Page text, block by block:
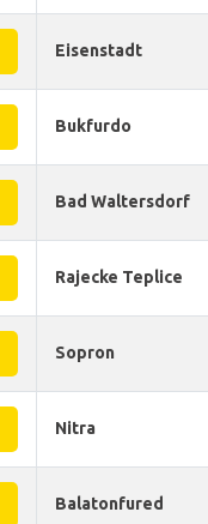
Eisenstadt
Bukfurdo
Bad Waltersdorf
Rajecke Teplice
Sopron
Nitra
Balatonfured